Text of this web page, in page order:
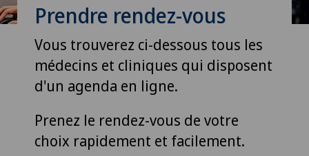
Prendre rendez-vous
Vous trouverez ci-dessous tous les
médecins et cliniques qui disposent
d'un agenda en ligne.
Prenez le rendez-vous de votre
choix rapidement et facilement.